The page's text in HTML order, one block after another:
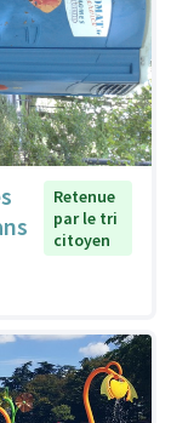
Retenue
par le tri
citoyen